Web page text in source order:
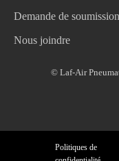
Demande de soumission
Nous joindre
© Laf-Air
Politiques de